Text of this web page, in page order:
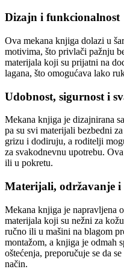
Dizajn i funkcionalnost
Ova mekana knjiga dolazi u
motivima, što privlači pažnju
materijala koji su prijatni na
lagana, što omogućava lako
Udobnost, sigurnost i
Mekana knjiga je dizajnirana
pa su svi materijali bezbedni
grizu i dodiruju, a roditelji
za svakodnevnu upotrebu.
ili u pokretu.
Materijali, održavanje i
Mekana knjiga je napravljena
materijala koji su nežni za
ručno ili u mašini na blagom
montažom, a knjiga je odmah
oštećenja, preporučuje se da
način.